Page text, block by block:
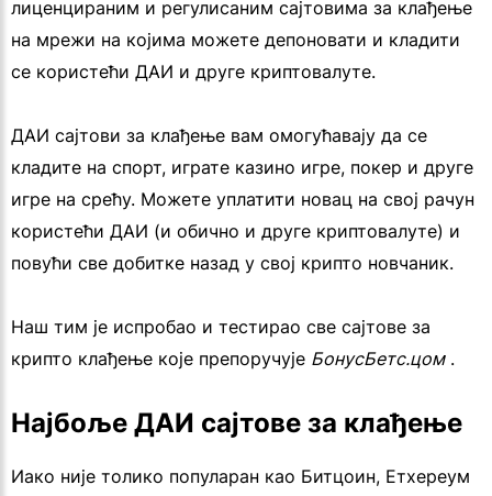
лиценцираним и регулисаним сајтовима за клађење
на мрежи на којима можете депоновати и кладити
се користећи ДАИ и друге криптовалуте.
ДАИ сајтови за клађење вам омогућавају да се
кладите на спорт, играте казино игре, покер и друге
игре на срећу. Можете уплатити новац на свој рачун
користећи ДАИ (и обично и друге криптовалуте) и
повући све добитке назад у свој крипто новчаник.
Наш тим је испробао и тестирао све сајтове за
крипто клађење које препоручује БонусБетс.цом.
Најбоље ДАИ сајтове за клађење
Иако није толико популаран као Битцоин, Етхереум